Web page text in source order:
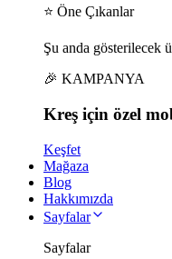
⭐ Öne Çıkanlar
Şu anda gösterilecek
🎉 KAMPANYA
Kreş için özel
Keşfet
Mağaza
Blog
Hakkımızda
Sayfalar
Sayfalar